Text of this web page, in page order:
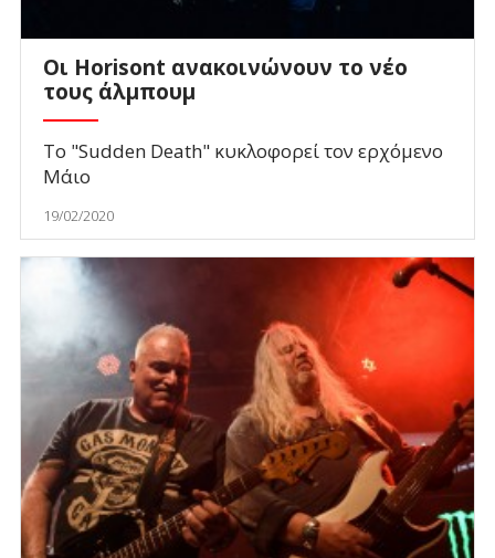
Οι Horisont ανακοινώνουν το νέο
τους άλμπουμ
Το "Sudden Death" κυκλοφορεί τον ερχόμενο
Μάιο
19/02/2020